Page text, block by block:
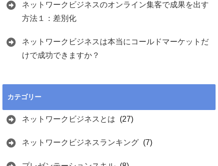
ネットワークビジネスのオンライン集客で成果を出す
方法１：差別化
ネットワークビジネスは本当にコールドマーケットだ
けで成功できますか？
カテゴリー
ネットワークビジネスとは (27)
ネットワークビジネスランキング (7)